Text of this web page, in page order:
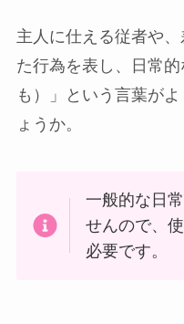
主人に仕える従者や
た行為を表し、日常
も）」という言葉が
ょうか。
一般的な日
せんので、
必要です。